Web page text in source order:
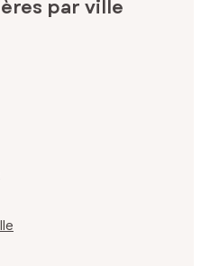
par ville